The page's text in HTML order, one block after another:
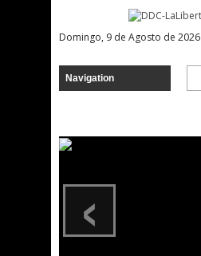
Domingo, 9 de Agosto de 2026
‹